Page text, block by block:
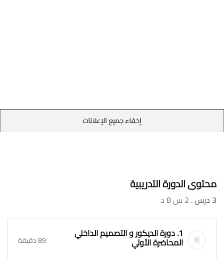
إخفاء جميع الإعلانات
محتوى الدورة التدريبية
3 درس . 2 س 8 د
1. دورة الديكور و التصميم الداخلي
المحاضرة الأولي 89 دقيقة